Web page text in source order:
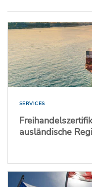
SERVICES
ausländische